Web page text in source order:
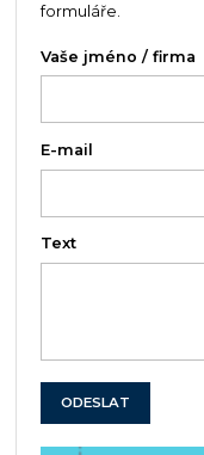
formuláře.
Vaše jméno / firma
E-mail
Text
ODESLAT